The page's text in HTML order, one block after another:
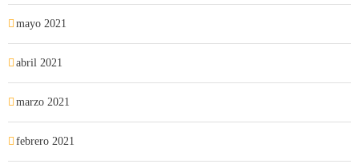
mayo 2021
abril 2021
marzo 2021
febrero 2021